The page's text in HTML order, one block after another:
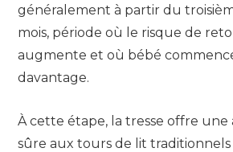
généralement à partir du
mois, période où le risque de
augmente et où bébé
davantage.
À cette étape, la tresse offre
sûre aux tours de lit